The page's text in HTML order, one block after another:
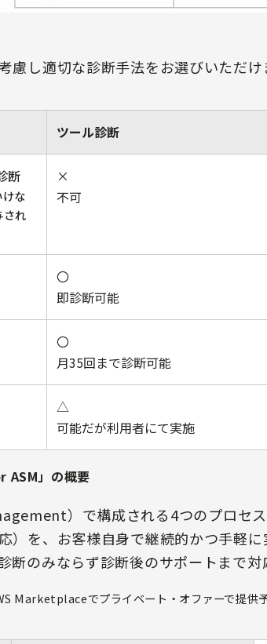
慮し適切な診断手法をお選びいただけ
ツール診断
断
な
され
×
不可
〇
即診断可能
〇
月35回まで診断可能
△
可能だが利用者にて実施
ASM」の概要
）で構成される4つのプロセ
）を、お客様自身で継続的かつ手軽
断のみならず診断後のサポートまで対
Marketplaceでプライベート・オファーで提供